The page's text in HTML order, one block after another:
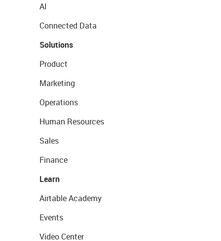
AI
Connected Data
Solutions
Product
Marketing
Operations
Human Resources
Sales
Finance
Learn
Airtable Academy
Events
Video Center